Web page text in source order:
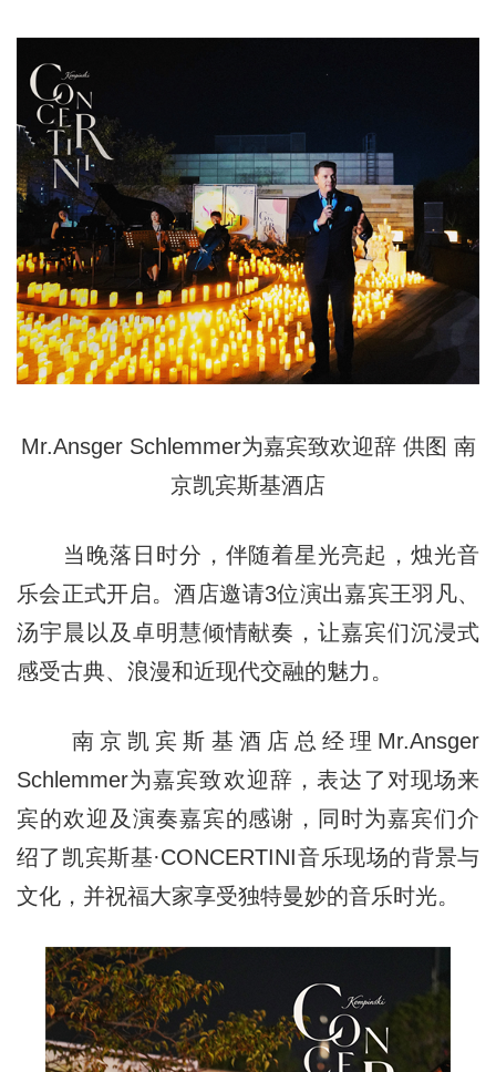
Mr.Ansger Schlemmer为嘉宾致欢迎辞 供图 南
京凯宾斯基酒店
当晚落日时分，伴随着星光亮起，烛光音
乐会正式开启。酒店邀请3位演出嘉宾王羽凡、
汤宇晨以及卓明慧倾情献奏，让嘉宾们沉浸式
感受古典、浪漫和近现代交融的魅力。
南京凯宾斯基酒店总经理Mr.Ansger
Schlemmer为嘉宾致欢迎辞，表达了对现场来
宾的欢迎及演奏嘉宾的感谢，同时为嘉宾们介
绍了凯宾斯基·CONCERTINI音乐现场的背景与
文化，并祝福大家享受独特曼妙的音乐时光。